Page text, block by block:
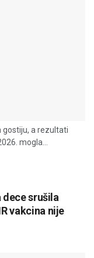
gostiju, a rezultati
mogla...
dece srušila
vakcina nije